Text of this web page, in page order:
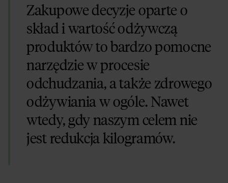
Zakupowe decyzje oparte o
skład i wartość odżywczą
produktów to bardzo pomocne
narzędzie w procesie
odchudzania, a także zdrowego
odżywiania w ogóle. Nawet
wtedy, gdy naszym celem nie
jest redukcja kilogramów.